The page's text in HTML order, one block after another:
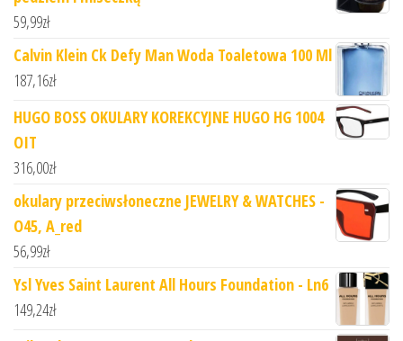
59,99zł
Calvin Klein Ck Defy Man Woda Toaletowa 100 Ml
187,16zł
HUGO BOSS OKULARY KOREKCYJNE HUGO HG 1004
OIT
316,00zł
okulary przeciwsłoneczne JEWELRY & WATCHES -
O45, A_red
56,99zł
Ysl Yves Saint Laurent All Hours Foundation - Ln6
149,24zł